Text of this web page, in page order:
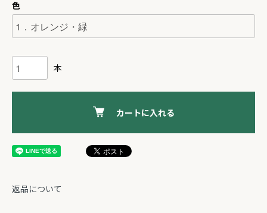
色
本
カートに入れる
返品について